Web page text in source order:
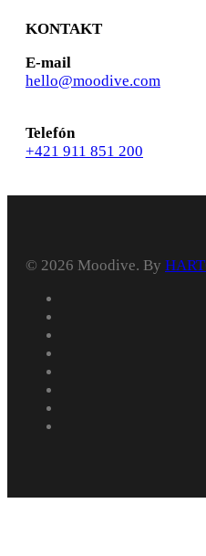
KONTAKT
E-mail
hello@moodive.com
Telefón
+421 911 851 200
© 2026 Moodive. By